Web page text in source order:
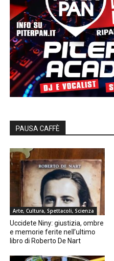
PAUSA CAFFÈ
Arte, Cultura, Spettacoli, Scienza
Uccidete Niny: giustizia, ombre
e memorie ferite nell’ultimo
libro di Roberto De Nart